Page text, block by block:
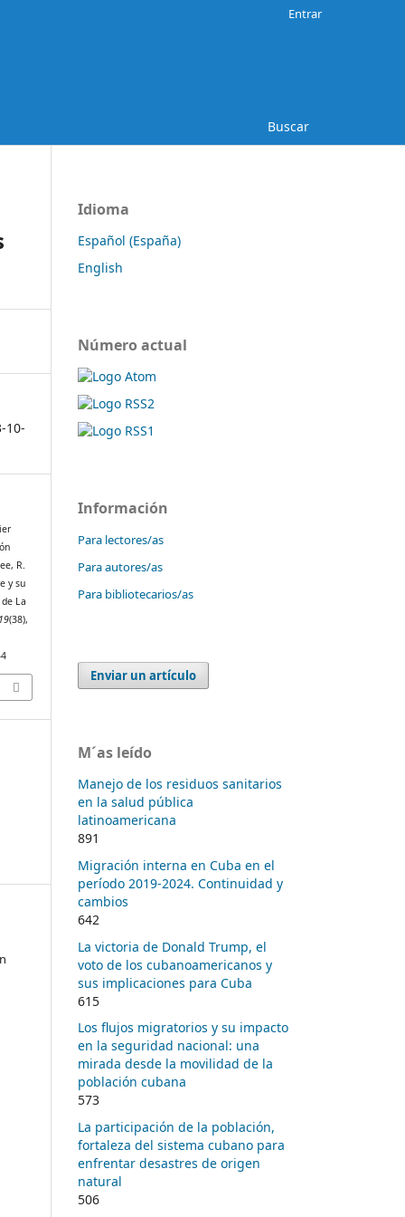
Buscar
Entrar
10-
R.
y su
La
19(38),
Idioma
Español (España)
English
Número actual
Información
Para lectores/as
Para autores/as
Para bibliotecarios/as
Enviar un artículo
M´as leído
Manejo de los residuos sanitarios
en la salud pública
latinoamericana
891
Migración interna en Cuba en el
período 2019-2024. Continuidad y
cambios
642
La victoria de Donald Trump, el
voto de los cubanoamericanos y
sus implicaciones para Cuba
615
Los flujos migratorios y su impacto
en la seguridad nacional: una
mirada desde la movilidad de la
población cubana
573
La participación de la población,
fortaleza del sistema cubano para
enfrentar desastres de origen
natural
506